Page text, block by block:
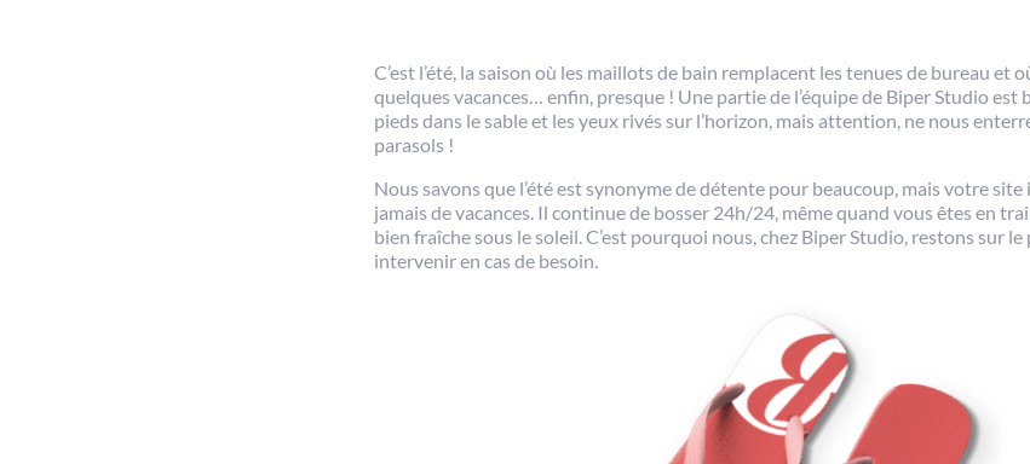
️C’est l’été, la saison où les maillots de bain remplacent les tenues de bureau et
quelques vacances… enfin, presque ! Une partie de l’équipe de Biper Studio est
pieds dans le sable et les yeux rivés sur l’horizon, mais attention, ne nous
parasols !
Nous savons que l’été est synonyme de détente pour beaucoup, mais votre
jamais de vacances. Il continue de bosser 24h/24, même quand vous êtes en
bien fraîche sous le soleil. C’est pourquoi nous, chez Biper Studio, restons sur
intervenir en cas de besoin.